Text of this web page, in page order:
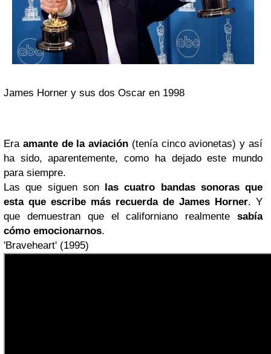
James Horner y sus dos Oscar en 1998
Era amante de la aviación (tenía cinco avionetas) y así
ha sido, aparentemente, como ha dejado este mundo
para siempre.
Las que siguen son las cuatro bandas sonoras que
esta que escribe más recuerda de James Horner. Y
que demuestran que el californiano realmente sabía
cómo emocionarnos.
'Braveheart' (1995)